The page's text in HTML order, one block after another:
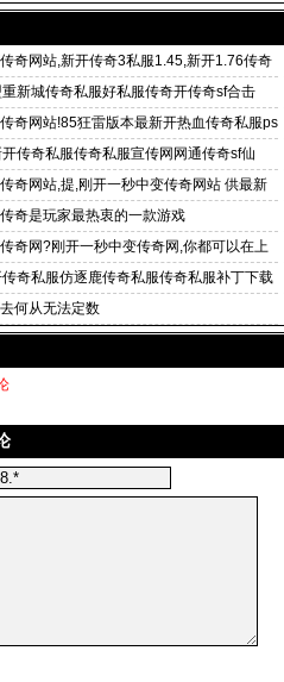
奇网站,新开传奇3私服1.45,新开1.76传奇
新城传奇私服好私服传奇开传奇sf合击
奇网站!85狂雷版本最新开热血传奇私服ps
传奇私服传奇私服宣传网网通传奇sf仙
奇网站,提,刚开一秒中变传奇网站 供最新
奇是玩家最热衷的一款游戏
奇网?刚开一秒中变传奇网,你都可以在上
奇私服仿逐鹿传奇私服传奇私服补丁下载
何从无法定数